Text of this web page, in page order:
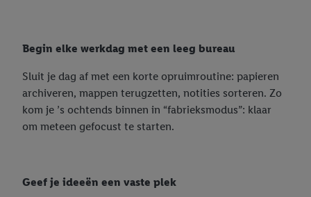
Begin elke werkdag met een leeg bureau
Sluit je dag af met een korte opruimroutine: papieren
archiveren, mappen terugzetten, notities sorteren. Zo
kom je ’s ochtends binnen in “fabrieksmodus”: klaar
om meteen gefocust te starten.
Geef je ideeën een vaste plek
SA beschikt, meerdere eindapparaten of Lidl-diensten aan u
kunnen worden toegewezen.
Onder “Aanpassen” kunt u individuele doeleinden toestaan en
meer informatie vinden over de gegevensverwerking.
Door op “weigeren” te klikken, kunt u alleen het gebruik van de
bewaartermijn van de gegevens en uw recht om uw